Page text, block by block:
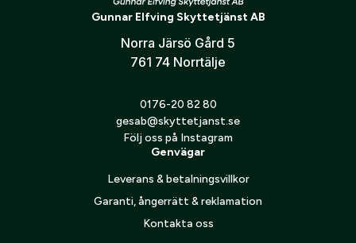
High Contrast-optik för ljus och detaljrik bild
Robust och vädertålig konstruktion
Jag godkänner att mina personuppgifter behandlas enligt
Gunnar Elfving Skyttetjänst AB
Norra Järsö Gård 5
761 74 Norrtälje
0176-20 82 80
gesab@skyttetjanst.se
Följ oss på Instagram
Genvägar
Leverans & betalningsvillkor
Garanti, ångerrätt & reklamation
Kontakta oss